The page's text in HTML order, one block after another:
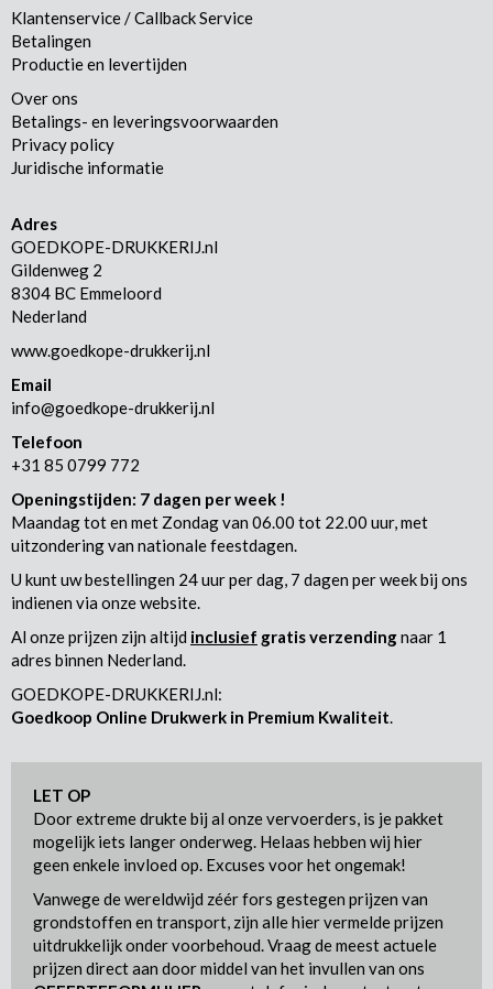
Klantenservice / Callback Service
Betalingen
Productie en levertijden
Over ons
Betalings- en leveringsvoorwaarden
Privacy policy
Juridische informatie
Adres
GOEDKOPE-DRUKKERIJ.nl
Gildenweg 2
8304 BC Emmeloord
Nederland
www.goedkope-drukkerij.nl
Email
info@goedkope-drukkerij.nl
Telefoon
+31 85 0799 772
Openingstijden: 7 dagen per week !
Maandag tot en met Zondag van 06.00 tot 22.00 uur, met
uitzondering van nationale feestdagen.
U kunt uw bestellingen 24 uur per dag, 7 dagen per week bij ons
indienen via onze website.
Al onze prijzen zijn altijd inclusief gratis verzendingnaar 1
adres binnen Nederland.
GOEDKOPE-DRUKKERIJ.nl:
Goedkoop Online Drukwerk in Premium Kwaliteit.
LET OP
Door extreme drukte bij al onze vervoerders, is je pakket
mogelijk iets langer onderweg. Helaas hebben wij hier
geen enkele invloed op. Excuses voor het ongemak!
Vanwege de wereldwijd zéér fors gestegen prijzen van
grondstoffen en transport, zijn alle hier vermelde prijzen
uitdrukkelijk onder voorbehoud. Vraag de meest actuele
prijzen direct aan door middel van het invullen van ons